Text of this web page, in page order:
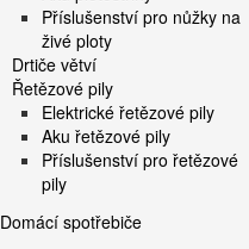
Příslušenství pro nůžky na
živé ploty
Drtiče větví
Řetězové pily
Elektrické řetězové pily
Aku řetězové pily
Příslušenství pro řetězové
pily
Domácí spotřebiče